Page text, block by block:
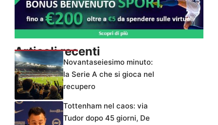
Articoli recenti
Novantaseiesimo minuto:
la Serie A che si gioca nel
recupero
Tottenham nel caos: via
Tudor dopo 45 giorni, De